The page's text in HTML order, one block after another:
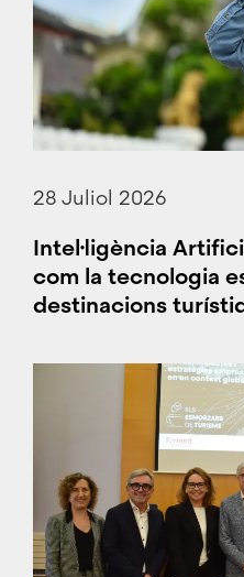
28 Juliol 2026
Intel·ligència
com la tecnologia
destinacions